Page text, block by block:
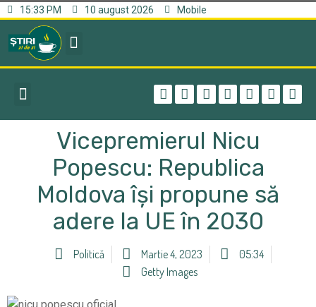
15:33 PM 10 august 2026 Mobile
Vicepremierul Nicu
Popescu: Republica
Moldova își propune să
adere la UE în 2030
Politică Martie 4, 2023
05:34
Getty Images